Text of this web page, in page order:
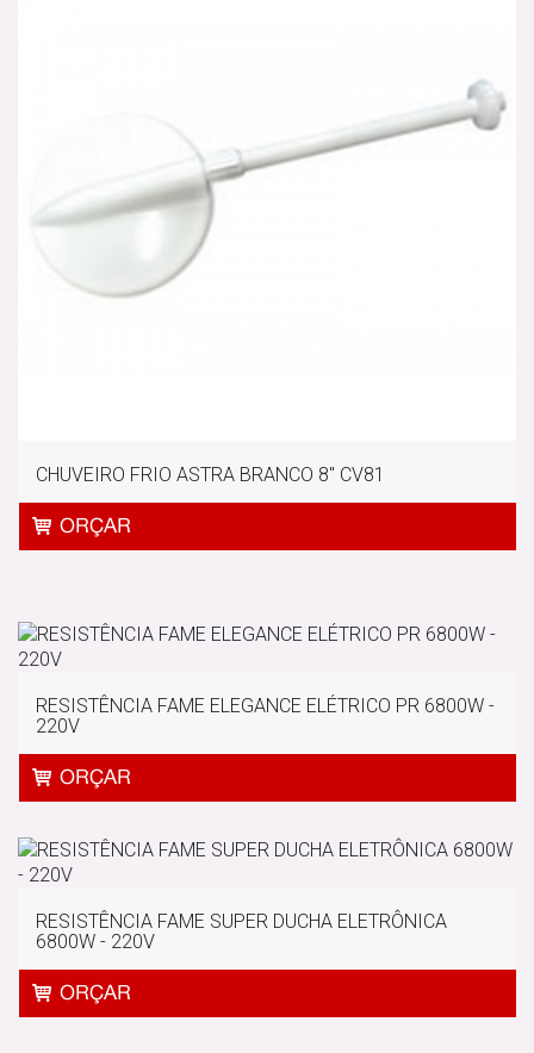
CHUVEIRO FRIO ASTRA BRANCO 8" CV81
RESISTÊNCIA FAME ELEGANCE ELÉTRICO PR 6800W -
220V
RESISTÊNCIA FAME SUPER DUCHA ELETRÔNICA
6800W - 220V